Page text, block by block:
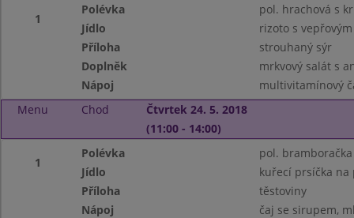
1
Polévka
pol. hrachová s
Jídlo
rizoto s
Příloha
strouhaný sýr
Doplněk
mrkvový salát s
Nápoj
multivitamínový
Menu
Chod
Čtvrtek 24. 5. 2018
(11:00 - 14:00)
1
Polévka
pol. bramboračka
Jídlo
kuřecí prsíčka na
Příloha
těstoviny
Nápoj
čaj se sirupem,